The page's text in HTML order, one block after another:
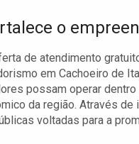
o
de atendimento
em Cachoeiro de
possam operar
da região. Através
voltadas para a